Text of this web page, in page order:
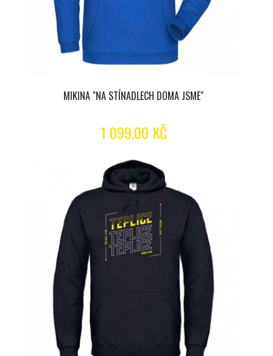
MIKINA "NA STÍNADLECH DOMA JSME"
1 099.00 KČ